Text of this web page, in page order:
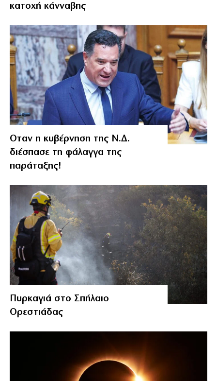
κατοχή κάνναβης
Οταν η κυβέρνηση της Ν.Δ.
διέσπασε τη φάλαγγα της
παράταξης!
Πυρκαγιά στο Σπήλαιο
Ορεστιάδας